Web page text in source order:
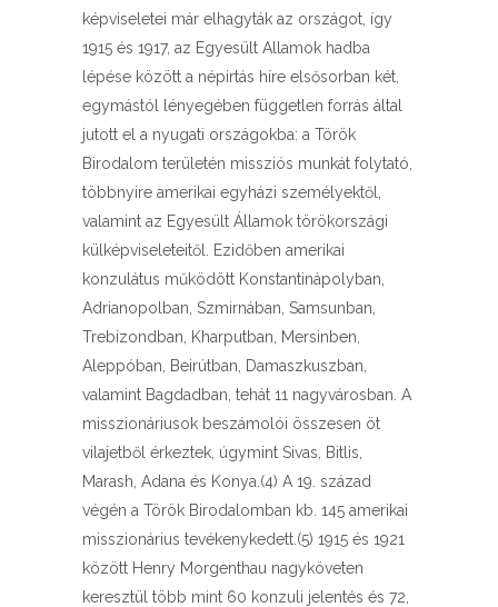
képviseletei már elhagyták az országot, így
1915 és 1917, az Egyesült Allamok hadba
lépése között a népirtás híre elsősorban két,
egymástól lényegében független forrás által
jutott el a nyugati országokba: a Török
Birodalom területén missziós munkát folytató,
többnyire amerikai egyházi személyektől,
valamint az Egyesült Államok törökországi
külképviseleteitől. Ezidőben amerikai
konzulátus működött Konstantinápolyban,
Adrianopolban, Szmirnában, Samsunban,
Trebizondban, Kharputban, Mersinben,
Aleppóban, Beirútban, Damaszkuszban,
valamint Bagdadban, tehát 11 nagyvárosban. A
misszionáriusok beszámolói összesen öt
vilajetből érkeztek, úgymint Sivas, Bitlis,
Marash, Adana és Konya.(4) A 19. század
végén a Török Birodalomban kb. 145 amerikai
misszionárius tevékenykedett.(5) 1915 és 1921
között Henry Morgenthau nagyköveten
keresztül több mint 60 konzuli jelentés és 72,